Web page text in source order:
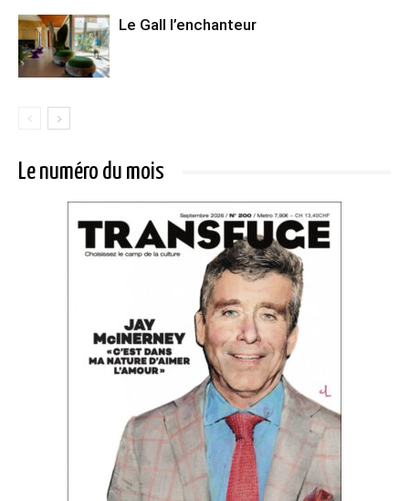
Le Gall l’enchanteur
Le numéro du mois